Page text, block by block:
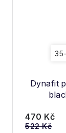
Dynafit
470 Kč
522 Kč